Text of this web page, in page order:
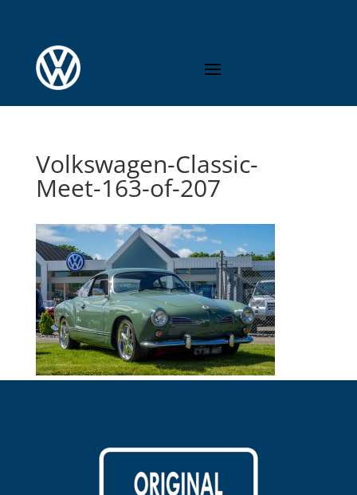
Volkswagen-Classic-
Meet-163-of-207